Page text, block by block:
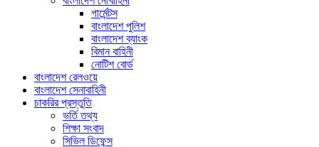
গার্মেন্টস
বাংলাদেশ পুলিশ
বাংলাদেশ ব্যাংক
বিমান বাহিনী
নোটিশ বোর্ড
বাংলাদেশ রেলওয়ে
বাংলাদেশ সেনাবাহিনী
চাকরির প্রস্তুতি
ভর্তি তথ্য
শিক্ষা সংবাদ
সিভিল ডিফেন্স